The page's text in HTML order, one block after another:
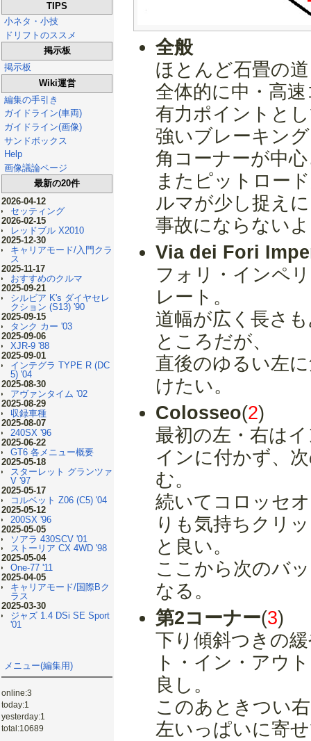
TIPS
小ネタ・小技
ドリフトのススメ
掲示板
掲示板
Wiki運営
編集の手引き
ガイドライン(車両)
ガイドライン(画像)
サンドボックス
Help
画像議論ページ
最新の20件
2026-04-12
セッティング
2026-02-15
レッドブル X2010
2025-12-30
キャリアモード/入門クラ
ス
2025-11-17
おすすめのクルマ
2025-09-21
シルビア K's ダイヤセレ
クション (S13) '90
2025-09-15
タンク カー '03
2025-09-06
XJR-9 '88
2025-09-01
インテグラ TYPE R (DC
5) '04
2025-08-30
アヴァンタイム '02
2025-08-29
収録車種
2025-08-07
240SX '96
2025-06-22
GT6 各メニュー概要
2025-05-18
スターレット グランツァ
V '97
2025-05-17
コルベット Z06 (C5) '04
2025-05-12
200SX '96
2025-05-05
ソアラ 430SCV '01
ストーリア CX 4WD '98
2025-05-04
One-77 '11
2025-04-05
キャリアモード/国際Bク
ラス
2025-03-30
ジャズ 1.4 DSi SE Sport
'01
メニュー(編集用)
online:3
today:1
yesterday:1
total:10689
全般
ほとんど石畳の
全体的に中・高
有力ポイントと
強いブレーキン
角コーナーが中
またピットロー
ルマが少し捉え
事故にならない
Via dei Fori
フォリ・インペ
レート。
道幅が広く長さ
ところだが、
直後のゆるい左
けたい。
Colosseo(2)
最初の左・右は
インに付かず、
む。
続いてコロッセ
りも気持ちクリ
と良い。
ここから次のバ
なる。
第2コーナー(3)
下り傾斜つきの
ト・イン・アウ
良し。
このあときつい
左いっぱいに寄